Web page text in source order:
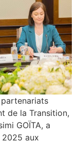
de la Transition,
GOÏTA, a
aux